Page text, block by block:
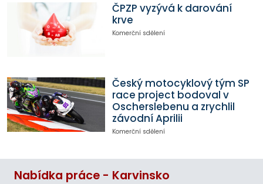
ČPZP vyzývá k darování
krve
Komerční sdělení
Český motocyklový tým SP
race project bodoval v
Oscherslebenu a zrychlil
závodní Aprilii
Komerční sdělení
Nabídka práce - Karvinsko